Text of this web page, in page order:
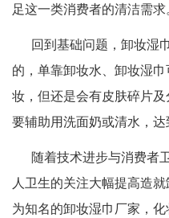
足这一类消费者的清洁需求
回到基础问题，卸妆湿
的，单靠卸妆水、卸妆湿
妆，但还是会有皮肤碎片
要辅助用洗面奶或清水，达
随着技术进步与消费者
人卫生的关注大幅提高造
为知名的卸妆湿巾厂家，